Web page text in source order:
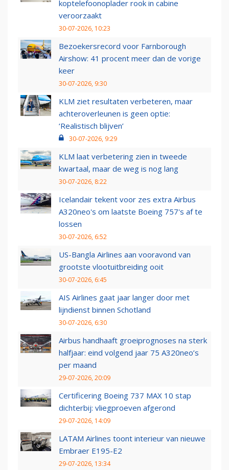
koptelefoonoplader rook in cabine
veroorzaakt
30-07-2026, 10:23
Bezoekersrecord voor Farnborough
Airshow: 41 procent meer dan de vorige
keer
30-07-2026, 9:30
KLM ziet resultaten verbeteren, maar
achteroverleunen is geen optie:
‘Realistisch blijven’
30-07-2026, 9:29
KLM laat verbetering zien in tweede
kwartaal, maar de weg is nog lang
30-07-2026, 8:22
Icelandair tekent voor zes extra Airbus
A320neo's om laatste Boeing 757's af te
lossen
30-07-2026, 6:52
US-Bangla Airlines aan vooravond van
grootste vlootuitbreiding ooit
30-07-2026, 6:45
AIS Airlines gaat jaar langer door met
lijndienst binnen Schotland
30-07-2026, 6:30
Airbus handhaaft groeiprognoses na sterk
halfjaar: eind volgend jaar 75 A320neo’s
per maand
29-07-2026, 20:09
Certificering Boeing 737 MAX 10 stap
dichterbij: vliegproeven afgerond
29-07-2026, 14:09
LATAM Airlines toont interieur van nieuwe
Embraer E195-E2
29-07-2026, 13:34